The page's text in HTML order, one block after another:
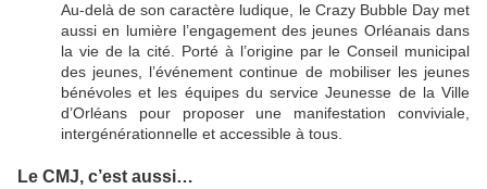
Au-delà de son caractère ludique, le Crazy Bubble Day met
aussi en lumière l’engagement des jeunes Orléanais dans
la vie de la cité. Porté à l’origine par le Conseil municipal
des jeunes, l’événement continue de mobiliser les jeunes
bénévoles et les équipes du service Jeunesse de la Ville
d’Orléans pour proposer une manifestation conviviale,
intergénérationnelle et accessible à tous.
Le CMJ, c’est aussi…